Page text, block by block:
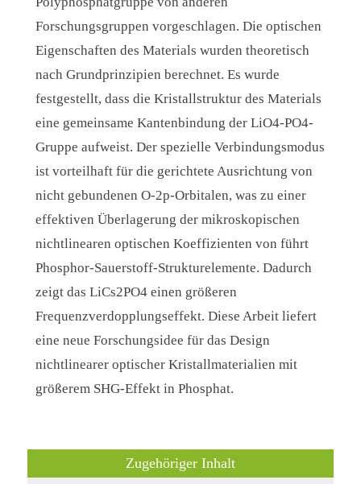
Forschungsgruppen vorgeschlagen. Die optischen
Eigenschaften des Materials wurden theoretisch
nach Grundprinzipien berechnet. Es wurde
festgestellt, dass die Kristallstruktur des Materials
eine gemeinsame Kantenbindung der LiO4-PO4-
Gruppe aufweist. Der spezielle Verbindungsmodus
ist vorteilhaft für die gerichtete Ausrichtung von
nicht gebundenen O-2p-Orbitalen, was zu einer
effektiven Überlagerung der mikroskopischen
nichtlinearen optischen Koeffizienten von führt
Phosphor-Sauerstoff-Strukturelemente. Dadurch
zeigt das LiCs2PO4 einen größeren
Frequenzverdopplungseffekt. Diese Arbeit liefert
eine neue Forschungsidee für das Design
nichtlinearer optischer Kristallmaterialien mit
größerem SHG-Effekt in Phosphat.
Zugehöriger Inhalt